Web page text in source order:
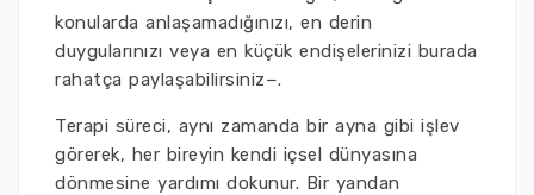
konularda anlaşamadığınızı, en derin
duygularınızı veya en küçük endişelerinizi burada
rahatça paylaşabilirsiniz−.
Terapi süreci, aynı zamanda bir ayna gibi işlev
görerek, her bireyin kendi içsel dünyasına
dönmesine yardımı dokunur. Bir yandan